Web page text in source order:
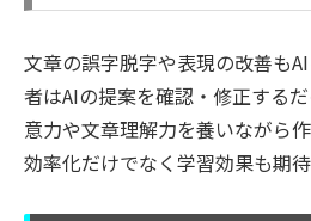
文章の誤字脱字や表現の改善も
者はAIの提案を確認・修正する
意力や文章理解力を養いながら
効率化だけでなく学習効果も期待